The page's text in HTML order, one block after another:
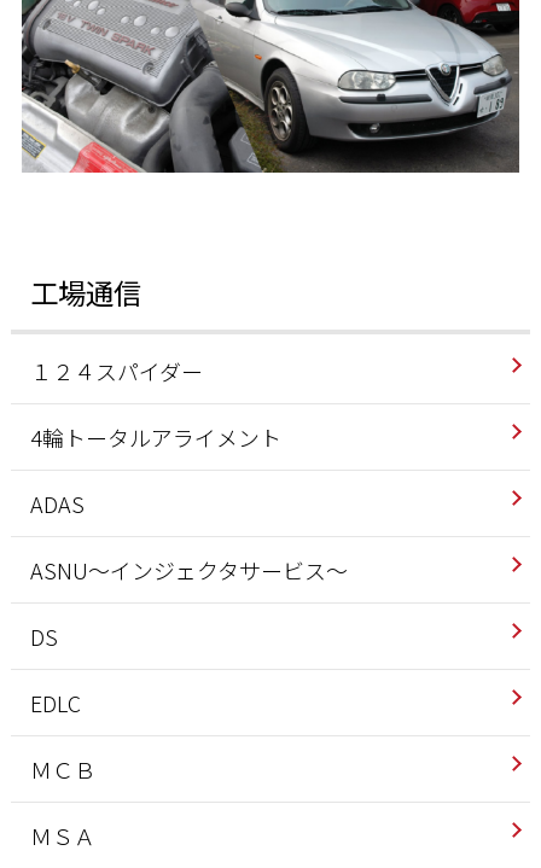
工場通信
１２４スパイダー
4輪トータルアライメント
ADAS
ASNU～インジェクタサービス～
DS
EDLC
ＭＣＢ
ＭＳＡ